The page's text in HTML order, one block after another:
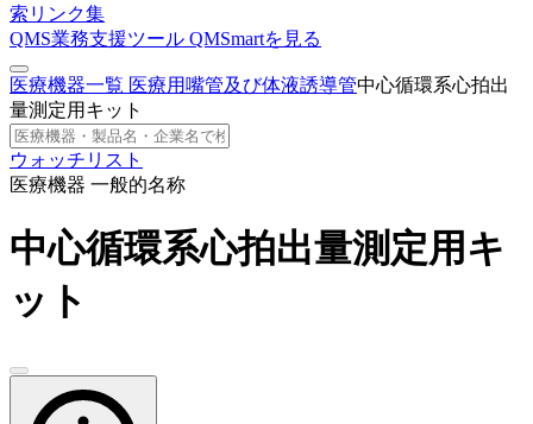
索 リンク集
QMS業務支援ツール QMSmartを見る
医療機器一覧 医療用嘴管及び体液誘導管中心循環系心拍出
量測定用キット
ウォッチリスト
医療機器 一般的名称
中心循環系心拍出量測定用キ
ット